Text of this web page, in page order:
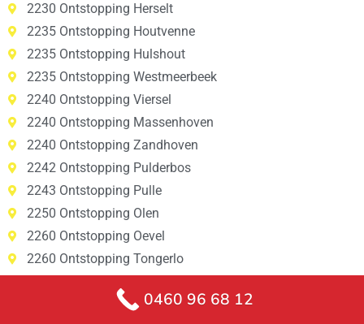
2230 Ontstopping Herselt
2235 Ontstopping Houtvenne
2235 Ontstopping Hulshout
2235 Ontstopping Westmeerbeek
2240 Ontstopping Viersel
2240 Ontstopping Massenhoven
2240 Ontstopping Zandhoven
2242 Ontstopping Pulderbos
2243 Ontstopping Pulle
2250 Ontstopping Olen
2260 Ontstopping Oevel
2260 Ontstopping Tongerlo
2260 Ontstopping Zoerle-Parwijs
0460 96 68 12